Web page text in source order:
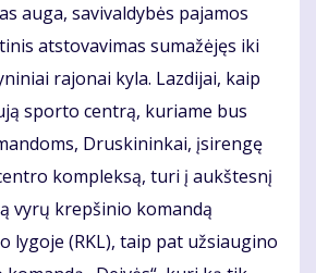
auga, savivaldybės pajamos
atstovavimas sumažėjęs iki
rajonai kyla. Lazdijai, kaip
sporto centrą, kuriame bus
Druskininkai, įsirengę
kompleksą, turi į aukštesnį
vyrų krepšinio komandą
lygoje (RKL), taip pat užsiaugino